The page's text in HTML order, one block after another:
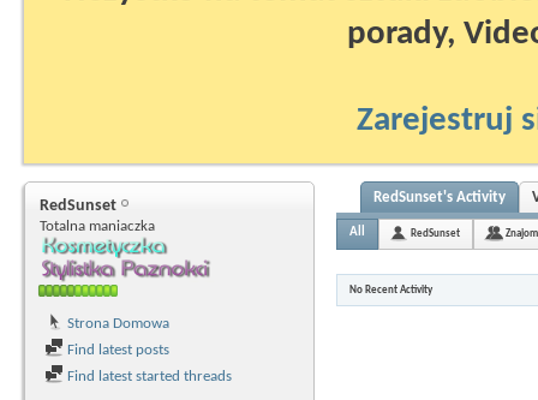
porady,
Zarejestruj
RedSunset
Totalna maniaczka
Strona Domowa
Find latest posts
Find latest started threads
RedSunset's Activity
All RedSunset
No Recent Activity